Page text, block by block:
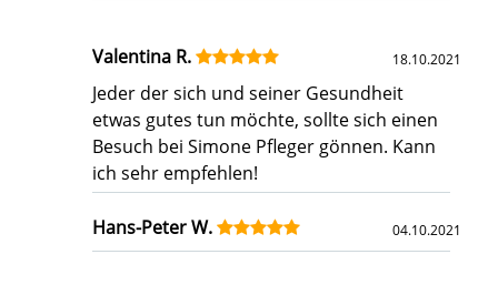
Valentina R. 18.10.2021
Jeder der sich und seiner Gesundheit
etwas gutes tun möchte, sollte sich einen
Besuch bei Simone Pfleger gönnen. Kann
ich sehr empfehlen!
Hans-Peter W. 04.10.2021